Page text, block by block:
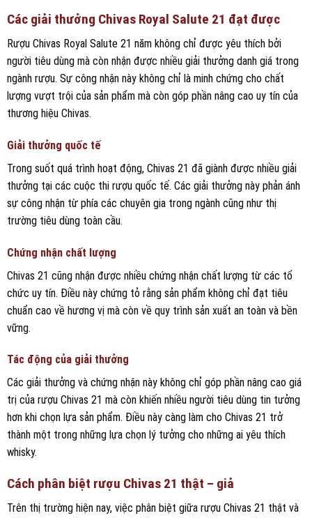
Các giải thưởng Chivas Royal Salute 21 đạt được
Rượu Chivas Royal Salute 21 năm không chỉ được yêu thích bởi
người tiêu dùng mà còn nhận được nhiều giải thưởng danh giá trong
ngành rượu. Sự công nhận này không chỉ là minh chứng cho chất
lượng vượt trội của sản phẩm mà còn góp phần nâng cao uy tín của
thương hiệu Chivas.
Giải thưởng quốc tế
Trong suốt quá trình hoạt động, Chivas 21 đã giành được nhiều giải
thưởng tại các cuộc thi rượu quốc tế. Các giải thưởng này phản ánh
sự công nhận từ phía các chuyên gia trong ngành cũng như thị
trường tiêu dùng toàn cầu.
Chứng nhận chất lượng
Chivas 21 cũng nhận được nhiều chứng nhận chất lượng từ các tổ
chức uy tín. Điều này chứng tỏ rằng sản phẩm không chỉ đạt tiêu
chuẩn cao về hương vị mà còn về quy trình sản xuất an toàn và bền
vững.
Tác động của giải thưởng
Các giải thưởng và chứng nhận này không chỉ góp phần nâng cao giá
trị của rượu Chivas 21 mà còn khiến nhiều người tiêu dùng tin tưởng
hơn khi chọn lựa sản phẩm. Điều này càng làm cho Chivas 21 trở
thành một trong những lựa chọn lý tưởng cho những ai yêu thích
whisky.
Cách phân biệt rượu Chivas 21 thật – giả
Trên thị trường hiện nay, việc phân biệt giữa rượu Chivas 21 thật và